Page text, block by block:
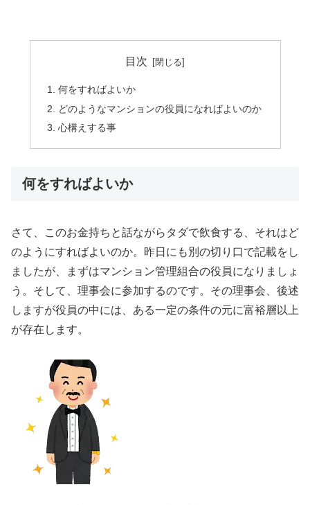
目次
何をすればよいか
どのようなマンションの役員になればよいのか
心構えする事
何をすればよいか
さて、このお金持ちと話ながらタダで飲食する、それはど
のようにすればよいのか。昨日にも別の切り口で記載をし
ましたが、まずはマンション管理組合の役員になりましょ
う。そして、理事会に参加するのです。その理事会、後述
しますが役員の中には、ある一定の条件の元に富裕層以上
が存在します。